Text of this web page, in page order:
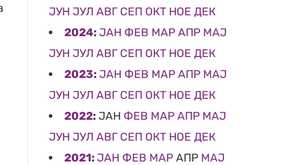
ЈУН ЈУЛ АВГ СЕП ОКТ НОЕ ДЕК
2024: ЈАН ФЕВ МАР АПР МАЈ
ЈУН ЈУЛ АВГ СЕП ОКТ НОЕ ДЕК
2023: ЈАН ФЕВ МАР АПР МАЈ
ЈУН ЈУЛ АВГ СЕП ОКТ НОЕ ДЕК
2022: ЈАН ФЕВ МАР АПР МАЈ
ЈУН ЈУЛ АВГ СЕП ОКТ НОЕ ДЕК
2021: ЈАН ФЕВ МАР АПР МАЈ